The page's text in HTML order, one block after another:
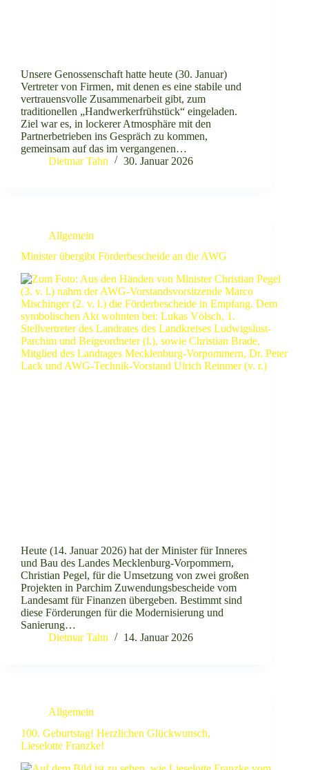
Unsere Genossenschaft hatte heute (30. Januar)
Vertreter von Firmen, mit denen es eine stabile und
vertrauensvolle Zusammenarbeit gibt, zum
traditionellen „Handwerkerfrühstück“ eingeladen.
Ziel war es, in lockerer Atmosphäre mit den
Partnerbetrieben ins Gespräch zu kommen,
gemeinsam auf das im vergangenen…
Dietmar Tahn
30. Januar 2026
Allgemein
Minister übergibt Förderbescheide an die AWG
Heute (14. Januar 2026) hat der Minister für Inneres
und Bau des Landes Mecklenburg-Vorpommern,
Christian Pegel, für die Umsetzung von zwei großen
Projekten in Parchim Zuwendungsbescheide vom
Landesamt für Finanzen übergeben. Bestimmt sind
diese Förderungen für die Modernisierung und
Sanierung…
Dietmar Tahn
14. Januar 2026
Allgemein
100. Geburtstag! Herzlichen Glückwunsch,
Lieselotte Franzke!